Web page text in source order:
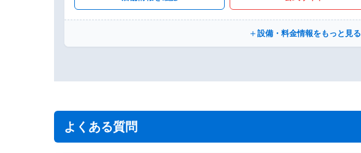
設備・料金情報をもっと見る
よくある質問